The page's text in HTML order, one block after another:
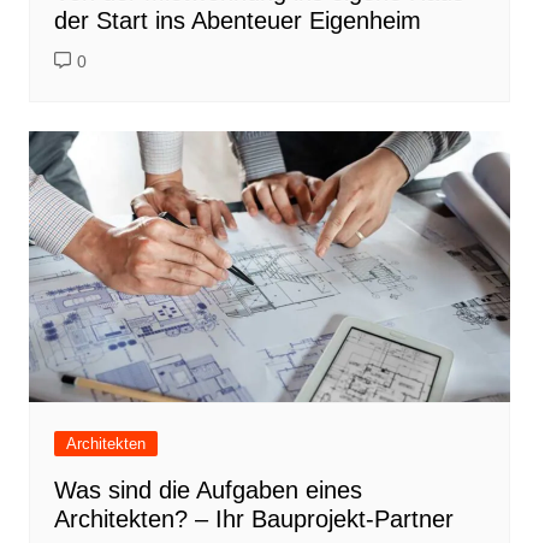
der Start ins Abenteuer Eigenheim
0
Architekten
Was sind die Aufgaben eines
Architekten? – Ihr Bauprojekt-Partner